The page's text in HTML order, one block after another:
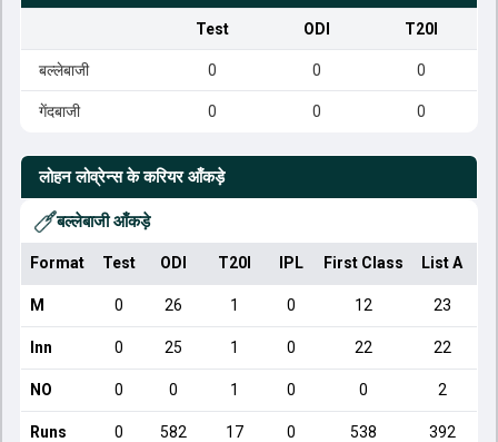
Test ODI T20I
बल्लेबाजी 0 0 0
गेंदबाजी 0 0 0
लोहन लोव्रेन्स के करियर आँकड़े
बल्लेबाजी आँकड़े
Format Test ODI T20I IPL First Class List A
M 0 26 1 0 12 23
Inn 0 25 1 0 22 22
NO 0 0 1 0 0 2
Runs 0 582 17 0 538 392